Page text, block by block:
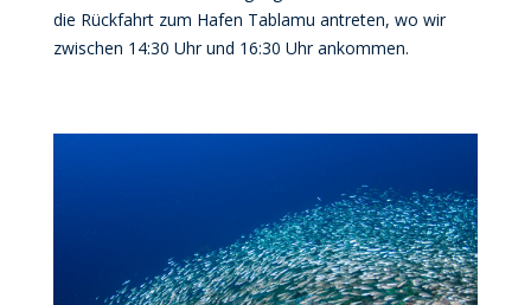
die Rückfahrt zum Hafen Tablamu antreten, wo wir
zwischen 14:30 Uhr und 16:30 Uhr ankommen.